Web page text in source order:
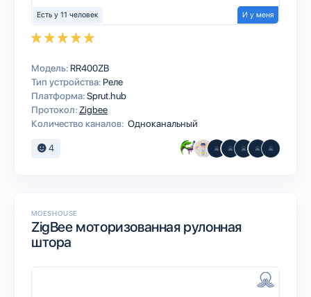
Есть у 11 человек И у меня
Модель: RR400ZB
Тип устройства: Реле
Платформа:Sprut.hub
Протокол:Zigbee
Количество каналов: Одноканальный
4
MOESHOUSE
ZigBee моторизованная рулонная
штора